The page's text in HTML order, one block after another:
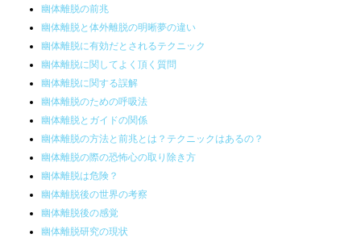
幽体離脱の前兆
幽体離脱と体外離脱の明晰夢の違い
幽体離脱に有効だとされるテクニック
幽体離脱に関してよく頂く質問
幽体離脱に関する誤解
幽体離脱のための呼吸法
幽体離脱とガイドの関係
幽体離脱の方法と前兆とは？テクニックはあるの？
幽体離脱の際の恐怖心の取り除き方
幽体離脱は危険？
幽体離脱後の世界の考察
幽体離脱後の感覚
幽体離脱研究の現状